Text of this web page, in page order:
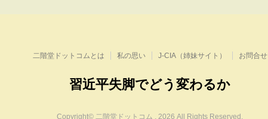
二階堂ドットコムとは 私の思い J-CIA（姉妹サイト） お問合せ
習近平失脚でどう変わるか
Copyright© 二階堂ドットコム , 2026 All Rights Reserved.